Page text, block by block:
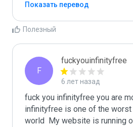
Показать перевод
Полезный
F
fuckyouinfinityfree
6 лет назад
fuck you infinityfree you are
infinityfree is one of the
world  My website is running